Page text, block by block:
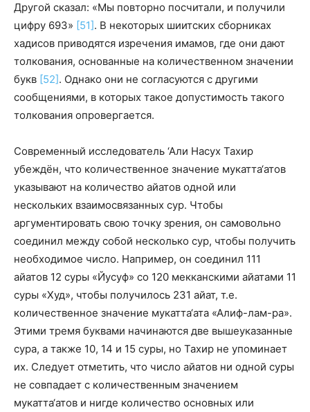
Другой сказал: «Мы повторно посчитали, и получили
цифру 693» [51]. В некоторых шиитских сборниках
хадисов приводятся изречения имамов, где они дают
толкования, основанные на количественном значении
букв [52]. Однако они не согласуются с другими
сообщениями, в которых такое допустимость такого
толкования опровергается.
Современный исследователь ‘Али Насух Тахир
убеждён, что количественное значение мукатта‘атов
указывают на количество айатов одной или
нескольких взаимосвязанных сур. Чтобы
аргументировать свою точку зрения, он самовольно
соединил между собой несколько сур, чтобы получить
необходимое число. Например, он соединил 111
айатов 12 суры «Йусуф» со 120 мекканскими айатами 11
суры «Худ», чтобы получилось 231 айат, т.е.
количественное значение мукатта‘ата «Алиф-лам-ра».
Этими тремя буквами начинаются две вышеуказанные
сура, а также 10, 14 и 15 суры, но Тахир не упоминает
их. Следует отметить, что число айатов ни одной суры
не совпадает с количественным значением
мукатта‘атов и нигде количество основных или